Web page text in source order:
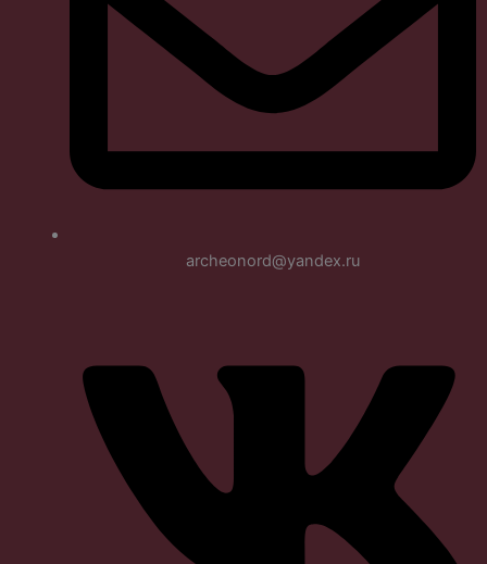
archeonord@yandex.ru